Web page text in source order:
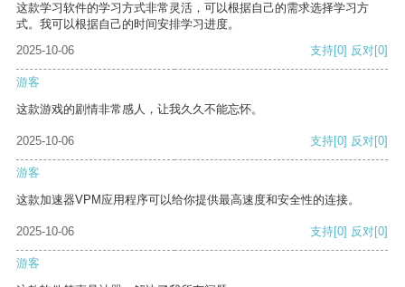
这款学习软件的学习方式非常灵活，可以根据自己的需求选择学习方
式。我可以根据自己的时间安排学习进度。
2025-10-06
支持[0] 反对[0]
游客
这款游戏的剧情非常感人，让我久久不能忘怀。
2025-10-06 支持[0] 反对[0]
游客
这款加速器VPM应用程序可以给你提供最高速度和安全性的连接。
2025-10-06 支持[0] 反对[0]
游客